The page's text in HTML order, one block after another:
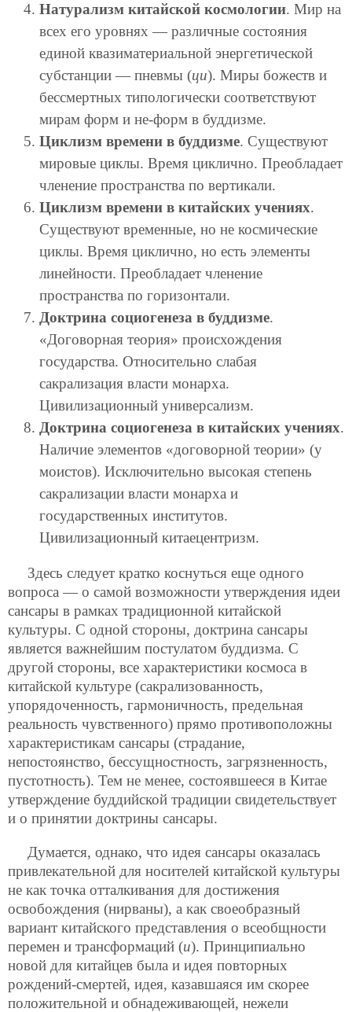
Натурализм китайской космологии. Мир на
всех его уровнях — различные состояния
единой квазиматериальной энергетической
субстанции — пневмы (ци). Миры божеств и
бессмертных типологически соответствуют
мирам форм и не-форм в буддизме.
Циклизм времени в буддизме. Существуют
мировые циклы. Время циклично. Преобладает
членение пространства по вертикали.
Циклизм времени в китайских учениях.
Существуют временные, но не космические
циклы. Время циклично, но есть элементы
линейности. Преобладает членение
пространства по горизонтали.
Доктрина социогенеза в буддизме.
«Договорная теория» происхождения
государства. Относительно слабая
сакрализация власти монарха.
Цивилизационный универсализм.
Доктрина социогенеза в китайских учениях.
Наличие элементов «договорной теории» (у
моистов). Исключительно высокая степень
сакрализации власти монарха и
государственных институтов.
Цивилизационный китаецентризм.
Здесь следует кратко коснуться еще одного
вопроса — о самой возможности утверждения идеи
сансары в рамках традиционной китайской
культуры. С одной стороны, доктрина сансары
является важнейшим постулатом буддизма. С
другой стороны, все характеристики космоса в
китайской культуре (сакрализованность,
упорядоченность, гармоничность, предельная
реальность чувственного) прямо противоположны
характеристикам сансары (страдание,
непостоянство, бессущностность, загрязненность,
пустотность). Тем не менее, состоявшееся в Китае
утверждение буддийской традиции свидетельствует
и о принятии доктрины сансары.
Думается, однако, что идея сансары оказалась
привлекательной для носителей китайской культуры
не как точка отталкивания для достижения
освобождения (нирваны), а как своеобразный
вариант китайского представления о всеобщности
перемен и трансформаций (и). Принципиально
новой для китайцев была и идея повторных
рождений-смертей, идея, казавшаяся им скорее
положительной и обнадеживающей, нежели